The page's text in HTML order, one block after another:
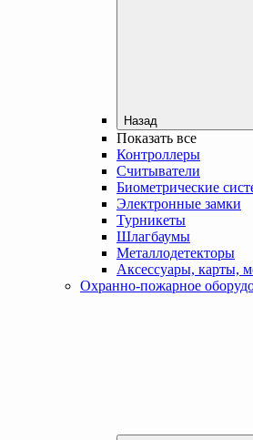
Назад
Показать все
Контроллеры
Считыватели
Биометрические
Электронные замки
Турникеты
Шлагбаумы
Металлодетекторы
Аксессуары, карты,
Охранно-пожарное